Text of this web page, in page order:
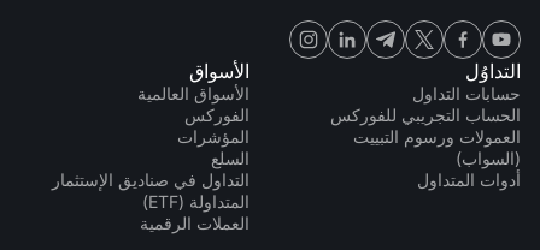
التداوُل
حسابات التداول
الحساب التجريبي للفوركس
العمولات ورسوم التبييت
(السواب)
أدوات المتداول
الأسواق
الأسواق العالمية
الفوركس
المؤشرات
السلع
التداول في صناديق الإستثمار
المتداولة (ETF)
العملات الرقمية